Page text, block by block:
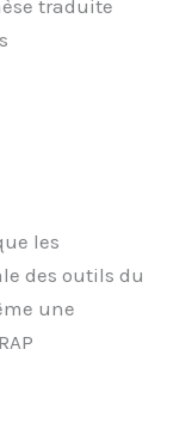
traduite
les
des outils du
une